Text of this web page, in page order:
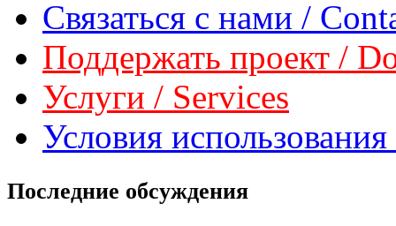
Связаться с нами /
Поддержать проект /
Услуги / Services
Условия
Последние обсуждения